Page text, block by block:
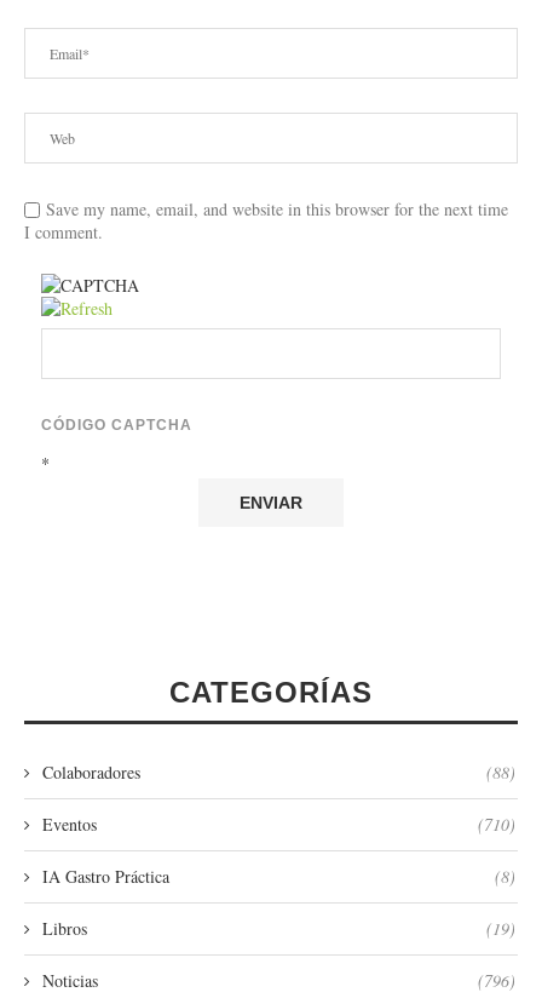
Save my name, email, and website in this browser for the next time
I comment.
CÓDIGO CAPTCHA
*
CATEGORÍAS
Colaboradores (88)
Eventos (710)
IA Gastro Práctica (8)
Libros (19)
Noticias (796)